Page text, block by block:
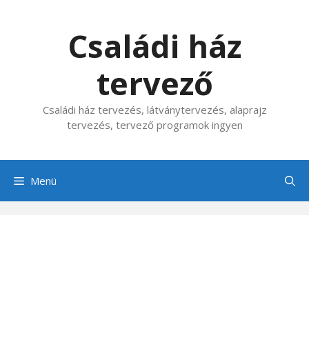
Családi ház
tervező
Családi ház tervezés, látványtervezés, alaprajz
tervezés, tervező programok ingyen
Menü